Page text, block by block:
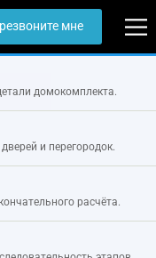
мне
домокомплекта.
и перегородок.
расчёта.